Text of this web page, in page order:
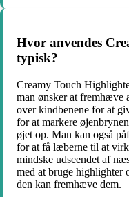
Hvor anvendes
typisk?
Creamy Touch
man ønsker at fremhæve
over kindbenene for at
for at markere
øjet op. Man kan også
for at få læberne til at
mindske udseendet af
med at bruge highlighter
den kan fremhæve dem.